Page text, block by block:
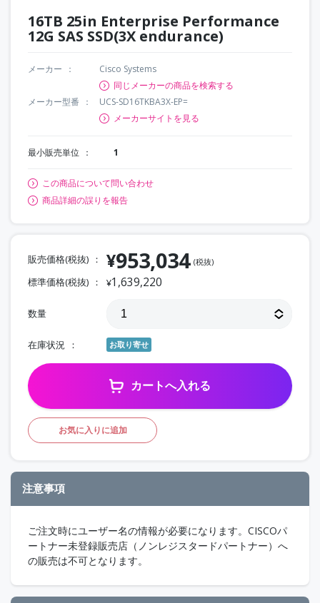
16TB 25in Enterprise Performance
12G SAS SSD(3X endurance)
メーカー
Cisco Systems
同じメーカーの商品を検索する
メーカー型番
UCS-SD16TKBA3X-EP=
メーカーサイトを見る
最小販売単位 1
この商品について問い合わせ
商品詳細の誤りを報告
販売価格(税抜) ¥953,034 (税抜)
標準価格(税抜) ¥1,639,220
数量
在庫状況 お取り寄せ
カートへ入れる
お気に入りに追加
注意事項
ご注文時にユーザー名の情報が必要になります。CISCOパ
ートナー未登録販売店（ノンレジスタードパートナー）へ
の販売は不可となります。